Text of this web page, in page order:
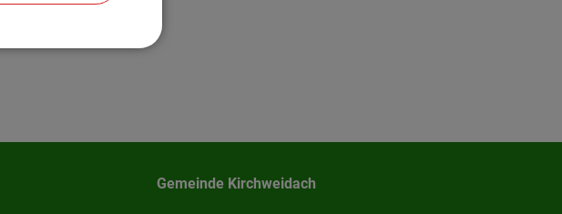
Gemeinde Kirchweidach